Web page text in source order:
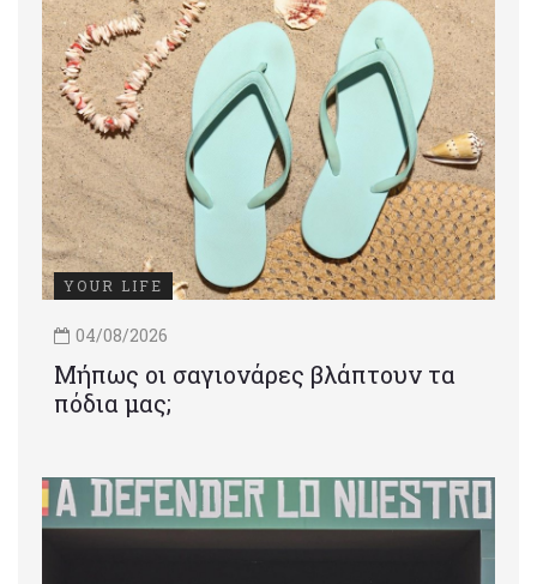
YOUR LIFE
04/08/2026
Μήπως οι σαγιονάρες βλάπτουν τα
πόδια μας;